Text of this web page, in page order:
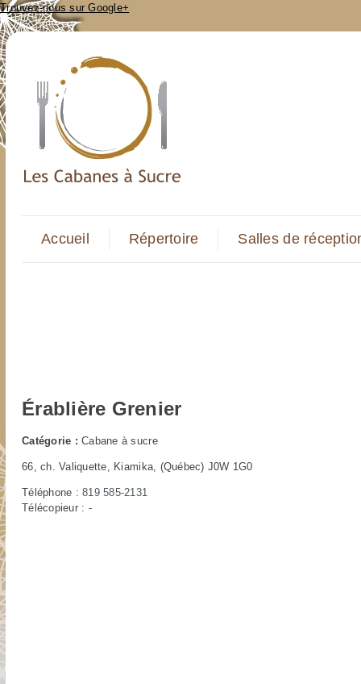
Trouvez-nous sur Google+
Accueil Répertoire Salles de
Érablière Grenier
Catégorie : Cabane à sucre
66, ch. Valiquette, Kiamika, (Québec) J0W 1G0
Téléphone :819 585-2131
Télécopieur : -